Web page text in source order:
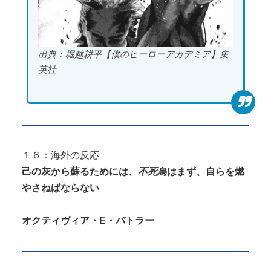
出典：堀越耕平【僕のヒーローアカデミア】集
英社
１６：海外の反応
己の灰から蘇るためには、 不死鳥はまず、自らを燃
やさねばならない
オクティヴィア・E・バトラー